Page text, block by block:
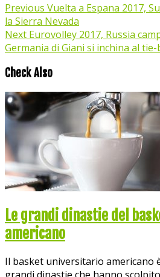
Previous Vuelta a Espana 2017,
la Sierra Nevada
Next Eurovolley 2017, Russia
Germania di Giani si inchina al
Check Also
Le grandi dinastie del
americano
Il basket universitario americano
grandi dinastie che hanno